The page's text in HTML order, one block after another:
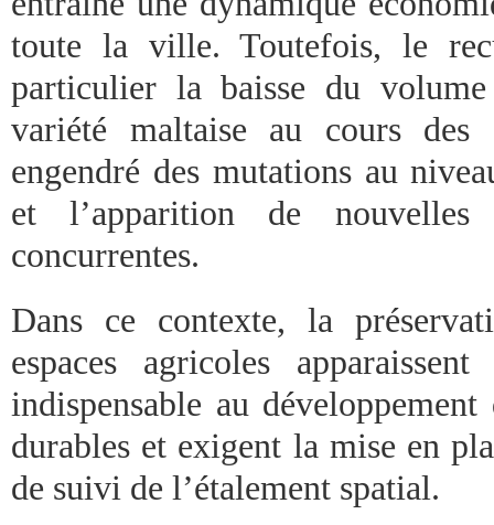
toute la ville. Toutefois, le
particulier la baisse du
variété maltaise au cours des
engendré des mutations au
et l’apparition de nouvelles
concurrentes.
Dans ce contexte, la
espaces agricoles
indispensable au
durables et exigent la mise en
de suivi de l’étalement spatial.